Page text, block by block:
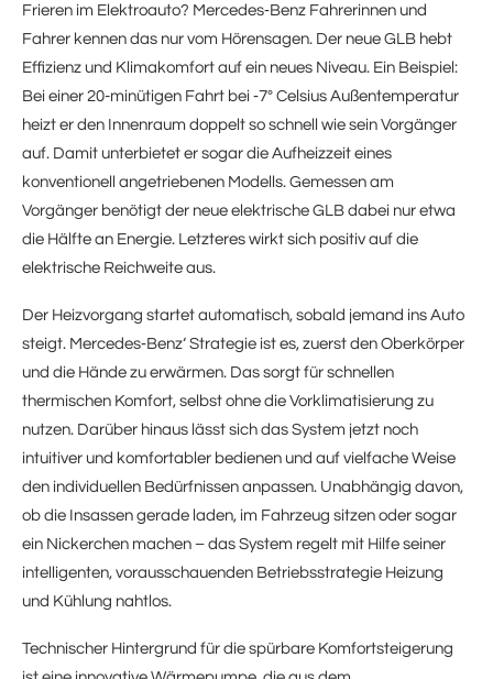
Frieren im Elektroauto? Mercedes‑Benz Fahrerinnen und
Fahrer kennen das nur vom Hörensagen. Der neue GLB hebt
Effizienz und Klimakomfort auf ein neues Niveau. Ein Beispiel:
Bei einer 20-minütigen Fahrt bei ‑7° Celsius Außentemperatur
heizt er den Innenraum doppelt so schnell wie sein Vorgänger
auf. Damit unterbietet er sogar die Aufheizzeit eines
konventionell angetriebenen Modells. Gemessen am
Vorgänger benötigt der neue elektrische GLB dabei nur etwa
die Hälfte an Energie. Letzteres wirkt sich positiv auf die
elektrische Reichweite aus.
Der Heizvorgang startet automatisch, sobald jemand ins Auto
steigt. Mercedes‑Benz‘ Strategie ist es, zuerst den Oberkörper
und die Hände zu erwärmen. Das sorgt für schnellen
thermischen Komfort, selbst ohne die Vorklimatisierung zu
nutzen. Darüber hinaus lässt sich das System jetzt noch
intuitiver und komfortabler bedienen und auf vielfache Weise
den individuellen Bedürfnissen anpassen. Unabhängig davon,
ob die Insassen gerade laden, im Fahrzeug sitzen oder sogar
ein Nickerchen machen – das System regelt mit Hilfe seiner
intelligenten, vorausschauenden Betriebsstrategie Heizung
und Kühlung nahtlos.
Technischer Hintergrund für die spürbare Komfortsteigerung